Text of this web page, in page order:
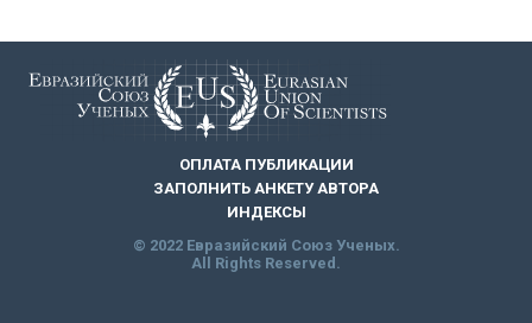
ОПЛАТА ПУБЛИКАЦИИ
ЗАПОЛНИТЬ АНКЕТУ АВТОРА
ИНДЕКСЫ
© 2022 Евразийский Союз Ученых.
All Rights Reserved.